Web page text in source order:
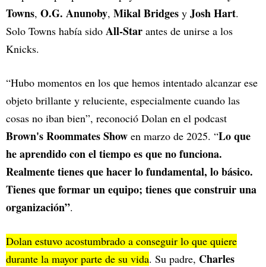
Towns, O.G. Anunoby, Mikal Bridges y Josh Hart.
Solo Towns había sido All-Star antes de unirse a los
Knicks.
“Hubo momentos en los que hemos intentado alcanzar ese
objeto brillante y reluciente, especialmente cuando las
cosas no iban bien”, reconoció Dolan en el podcast
Brown's Roommates Show en marzo de 2025. “Lo que
he aprendido con el tiempo es que no funciona.
Realmente tienes que hacer lo fundamental, lo básico.
Tienes que formar un equipo; tienes que construir una
organización”.
Dolan estuvo acostumbrado a conseguir lo que quiere
durante la mayor parte de su vida. Su padre, Charles